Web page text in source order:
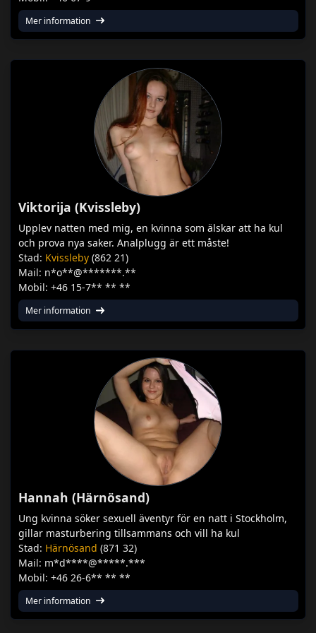
Mer information
Viktorija (Kvissleby)
Upplev natten med mig, en kvinna som älskar att ha kul
och prova nya saker. Analplugg är ett måste!
Stad: Kvissleby (862 21)
Mail: n*o**@*******.**
Mobil: +46 15-7** ** **
Mer information
Hannah (Härnösand)
Ung kvinna söker sexuell äventyr för en natt i Stockholm,
gillar masturbering tillsammans och vill ha kul
Stad: Härnösand (871 32)
Mail: m*d****@*****.***
Mobil: +46 26-6** ** **
Mer information